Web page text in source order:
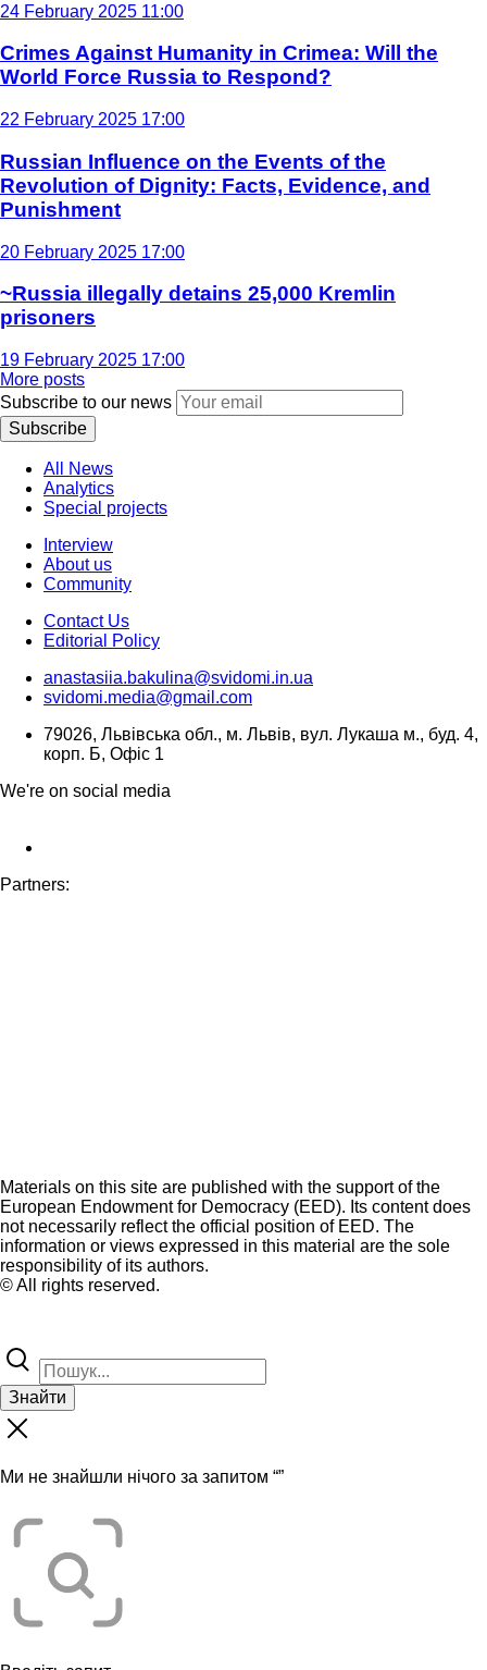
24 February 2025 11:00
Crimes Against Humanity in Crimea: Will the
World Force Russia to Respond?
22 February 2025 17:00
Russian Influence on the Events of the
Revolution of Dignity: Facts, Evidence, and
Punishment
20 February 2025 17:00
~Russia illegally detains 25,000 Kremlin
prisoners
19 February 2025 17:00
More posts
Subscribe to our news
Subscribe
All News
Analytics
Special projects
Interview
About us
Community
Contact Us
Editorial Policy
anastasiia.bakulina@svidomi.in.ua
svidomi.media@gmail.com
79026, Львівська обл., м. Львів, вул. Лукаша м., буд. 4,
корп. Б, Офіс 1
We're on social media
Partners:
Materials on this site are published with the support of the
European Endowment for Democracy (EED). Its content does
not necessarily reflect the official position of EED. The
information or views expressed in this material are the sole
responsibility of its authors.
© All rights reserved.
Знайти
Ми не знайшли нічого за запитом “”